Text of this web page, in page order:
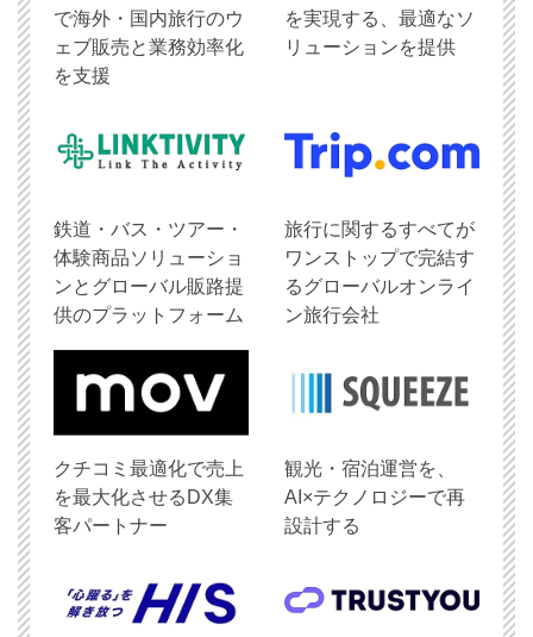
で海外・国内旅行のウ
ェブ販売と業務効率化
を支援
を実現する、最適なソ
リューションを提供
鉄道・バス・ツアー・
体験商品ソリューショ
ンとグローバル販路提
供のプラットフォーム
旅行に関するすべてが
ワンストップで完結す
るグローバルオンライ
ン旅行会社
クチコミ最適化で売上
を最大化させるDX集
客パートナー
観光・宿泊運営を、
AI×テクノロジーで再
設計する